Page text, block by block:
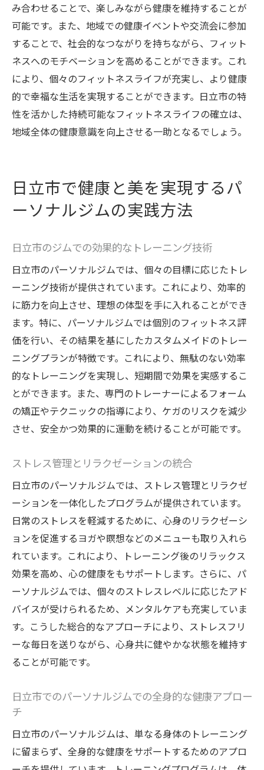
み合わせることで、楽しみながら健康を維持することが
可能です。また、地域での健康イベントや交流会に参加
することで、社会的なつながりを持ちながら、フィット
ネスへのモチベーションを高めることができます。これ
により、個々のフィットネスライフが充実し、より健康
的で幸福な生活を実現することができます。日立市の特
性を活かした持続可能なフィットネスライフの確立は、
地域全体の健康意識を向上させる一助となるでしょう。
日立市で健康と美を実現するパ
ーソナルジムの実践方法
日立市のジムでの効果的なトレーニング技術
日立市のパーソナルジムでは、個々の目標に応じたトレ
ーニング技術が提供されています。これにより、効率的
に筋力を向上させ、理想の体型を手に入れることができ
ます。特に、パーソナルジムでは個別のフィットネス評
価を行い、その結果を基にしたカスタムメイドのトレー
ニングプランが特徴です。これにより、無駄のない効率
的なトレーニングを実現し、短期間で効果を実感するこ
とができます。また、専門のトレーナーによるフォーム
の矯正やテクニックの指導により、ケガのリスクを減少
させ、安全かつ効果的に運動を続けることが可能です。
ストレス管理とリラクゼーションの統合
日立市のパーソナルジムでは、ストレス管理とリラクゼ
ーションを一体化したプログラムが提供されています。
日常のストレスを軽減するために、心身のリラクゼーシ
ョンを促進するヨガや瞑想などのメニューも取り入れら
れています。これにより、トレーニング後のリラックス
効果を高め、心の健康をもサポートします。さらに、パ
ーソナルジムでは、個々のストレスレベルに応じたアド
バイスが受けられるため、メンタルケアも充実していま
す。こうした総合的なアプローチにより、ストレスフリ
ーな毎日を送りながら、心身共に健やかな状態を維持す
ることが可能です。
日立市でのパーソナルジムでの全身的な健康アプロー
チ
日立市のパーソナルジムは、単なる身体のトレーニング
に留まらず、全身的な健康をサポートするためのアプロ